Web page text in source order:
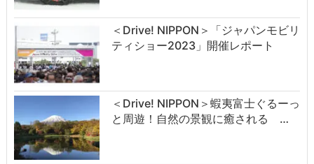
＜Drive! NIPPON＞「ジャパンモビリ
ティショー2023」開催レポート
＜Drive! NIPPON＞蝦夷富士ぐるーっ
と周遊！自然の景観に癒される …